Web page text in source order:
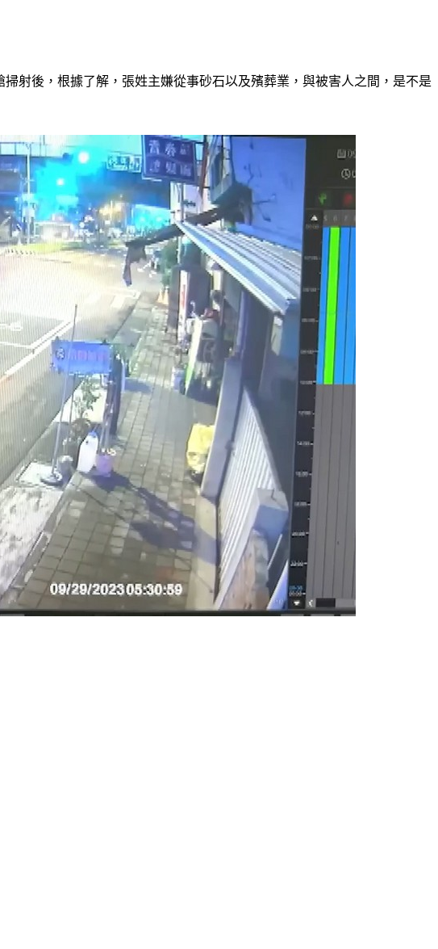
射後，根據了解，張姓主嫌從事砂石以及殯葬業，與被害人之間，是不是